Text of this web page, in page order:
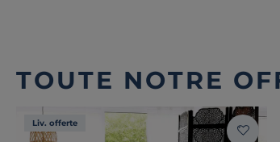
TOUTE NOTRE
Liv. offerte